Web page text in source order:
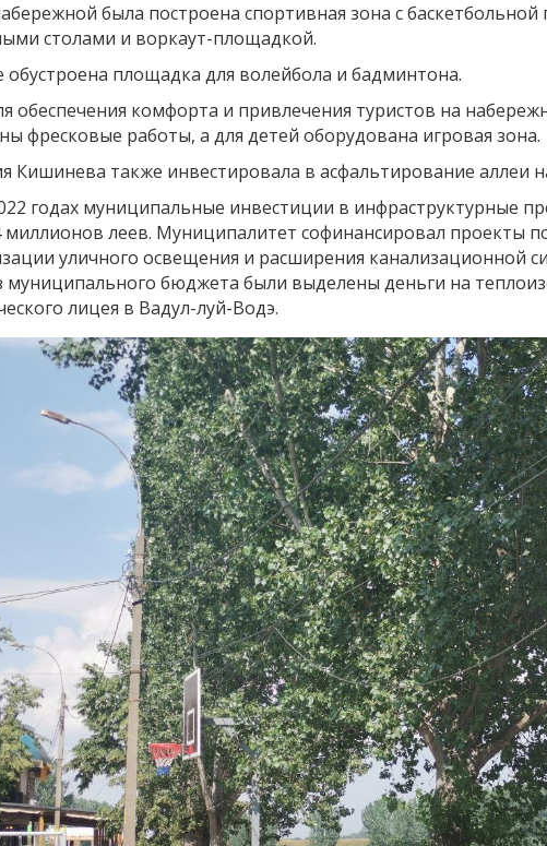
была построена спортивная зона с
столами и воркаут-площадкой.
обустроена площадка для волейбола и бадминтона.
обеспечения комфорта и привлечения туристов на
фресковые работы, а для детей оборудована игровая зона.
Кишинева также инвестировала в асфальтирование аллеи
годах муниципальные инвестиции в инфраструктурные
миллионов леев. Муниципалитет софинансировал проекты
уличного освещения и расширения канализационной
муниципального бюджета были выделены деньги на
лицея в Вадул-луй-Водэ.